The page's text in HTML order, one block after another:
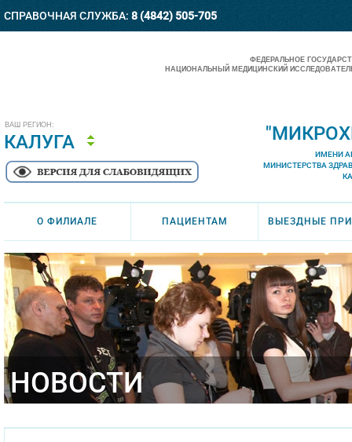
СПРАВОЧНАЯ СЛУЖБА: 8 (4842) 505-705
ВАШ РЕГИОН:
КАЛУГА
ФЕДЕРАЛЬНОЕ
НАЦИОНАЛЬНЫЙ МЕДИЦИНСКИЙ
ИМЕНИ
МИНИСТЕРСТВА
О ФИЛИАЛЕ ПАЦИЕНТАМ ВЫЕЗДНЫЕ
НОВОСТИ